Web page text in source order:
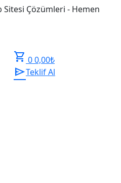
Sitesi Çözümleri - Hemen
shopping_cart 00,00₺
sendTeklif Al